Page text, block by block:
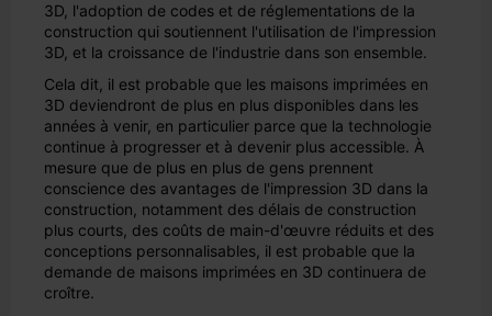
3D, l'adoption de codes et de réglementations de la
construction qui soutiennent l'utilisation de l'impression
3D, et la croissance de l'industrie dans son ensemble.
Cela dit, il est probable que les maisons imprimées en
3D deviendront de plus en plus disponibles dans les
années à venir, en particulier parce que la technologie
continue à progresser et à devenir plus accessible. À
mesure que de plus en plus de gens prennent
conscience des avantages de l'impression 3D dans la
construction, notamment des délais de construction
plus courts, des coûts de main-d'œuvre réduits et des
conceptions personnalisables, il est probable que la
demande de maisons imprimées en 3D continuera de
croître.